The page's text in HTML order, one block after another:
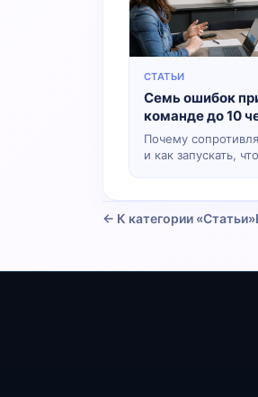
СТАТЬИ
Семь ошибок
команде до 10
Почему
и как запускать,
← К категории «Статьи»